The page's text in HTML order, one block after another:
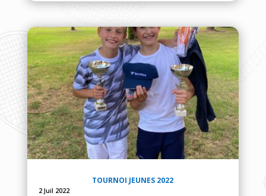
TOURNOI JEUNES 2022
2 Juil 2022